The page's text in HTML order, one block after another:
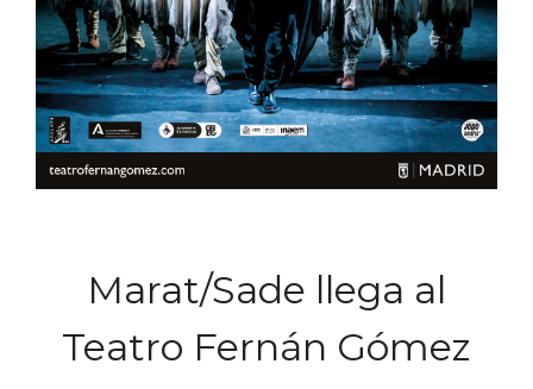
Marat/Sade llega al
Teatro Fernán Gómez